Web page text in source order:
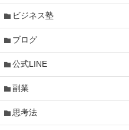
ビジネス塾
ブログ
公式LINE
副業
思考法